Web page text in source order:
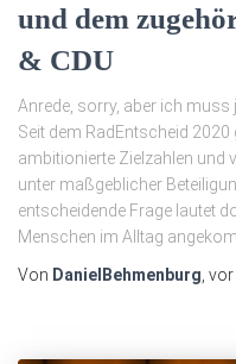
und dem
& CDU
Anrede, sorry, aber ich muss
Seit dem RadEntscheid
ambitionierte Zielzahlen und
unter maßgeblicher
entscheidende Frage lautet
Menschen im Alltag
Von DanielBehmenburg , vor